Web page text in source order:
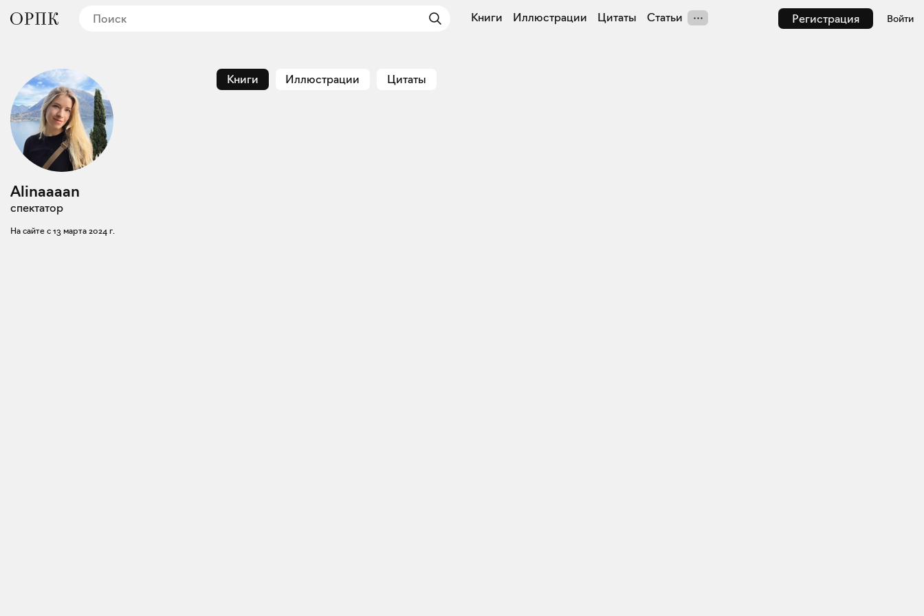
Регистрация Войти
Книги Иллюстрации Цитаты Статьи
Alinaaaan
спектатор
На сайте с 13 марта 2024 г.
Книги Иллюстрации Цитаты